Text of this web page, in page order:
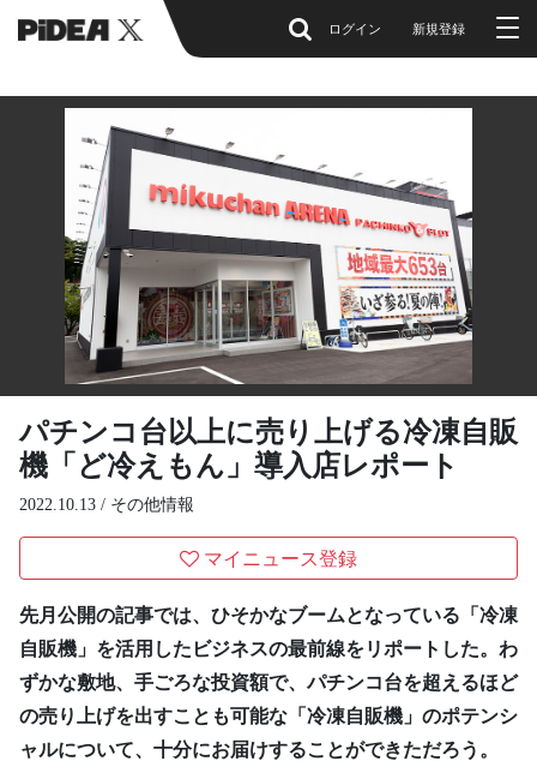
ログイン 新規登録
パチンコ台以上に売り上げる冷凍自販
機「ど冷えもん」導入店レポート
2022.10.13 / その他情報
マイニュース登録
先月公開の記事では、ひそかなブームとなっている「冷凍
自販機」を活用したビジネスの最前線をリポートした。わ
ずかな敷地、手ごろな投資額で、パチンコ台を超えるほど
の売り上げを出すことも可能な「冷凍自販機」のポテンシ
ャルについて、十分にお届けすることができただろう。